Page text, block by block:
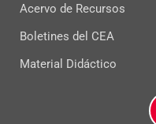
Acervo de Recursos
Boletines del CEA
Material Didáctico